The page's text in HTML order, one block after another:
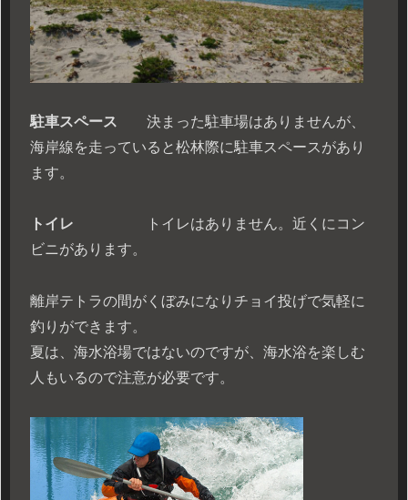
駐車スペース 決まった駐車場はありませんが、
海岸線を走っていると松林際に駐車スペースがあり
ます。
トイレ トイレはありません。近くにコン
ビニがあります。
離岸テトラの間がくぼみになりチョイ投げで気軽に
釣りができます。
夏は、海水浴場ではないのですが、海水浴を楽しむ
人もいるので注意が必要です。